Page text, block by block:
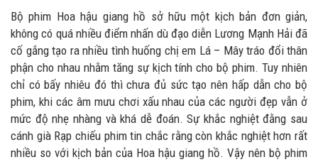
Bộ phim Hoa hậu giang hồ sở hữu một kịch bản đơn giản,
không có quá nhiều điểm nhấn dù đạo diễn Lương Mạnh Hải đã
cố gắng tạo ra nhiều tình huống chị em Lá – Mây tráo đổi thân
phận cho nhau nhằm tăng sự kịch tính cho bộ phim. Tuy nhiên
chỉ có bấy nhiêu đó thì chưa đủ sức tạo nên hấp dẫn cho bộ
phim, khi các âm mưu chơi xấu nhau của các người đẹp vẫn ở
mức độ nhẹ nhàng và khá dễ đoán. Sự khắc nghiệt đằng sau
cánh già Rạp chiếu phim tin chắc rằng còn khắc nghiệt hơn rất
nhiều so với kịch bản của Hoa hậu giang hồ. Vậy nên bộ phim